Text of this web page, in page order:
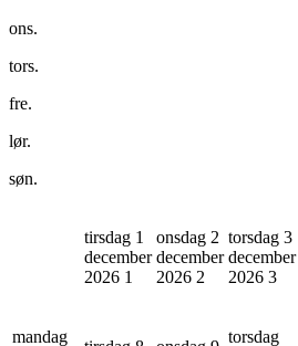
ons.
tors.
fre.
lør.
søn.
tirsdag 1
december
2026 1
onsdag 2
december
2026 2
torsdag 3
december
2026 3
mandag torsdag